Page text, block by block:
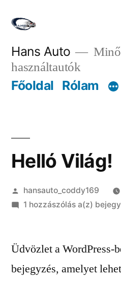
Hans Auto
használtautók
Főoldal Rólam
Helló Világ!
hansauto_coddy169
1 hozzászólás a(z)
Üdvözlet a WordPress-
bejegyzés, amelyet